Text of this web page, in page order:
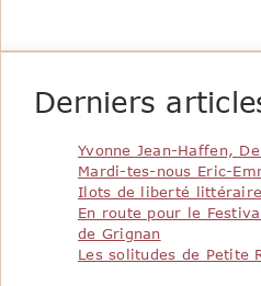
Derniers
Yvonne Jean-Haffen,
Mardi-tes-nous Eric-
Ilots de liberté
En route pour le
de Grignan
Les solitudes de Petite